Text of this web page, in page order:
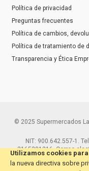
Utilizamos cookies
la nueva directiva sobre
Política de privacidad
Preguntas frecuentes
Política de cambios,
Política de tratamiento de
Transparencia y Ética
© 2025 Supermercados
NIT: 900.642.557-1.
3165291216. Correo